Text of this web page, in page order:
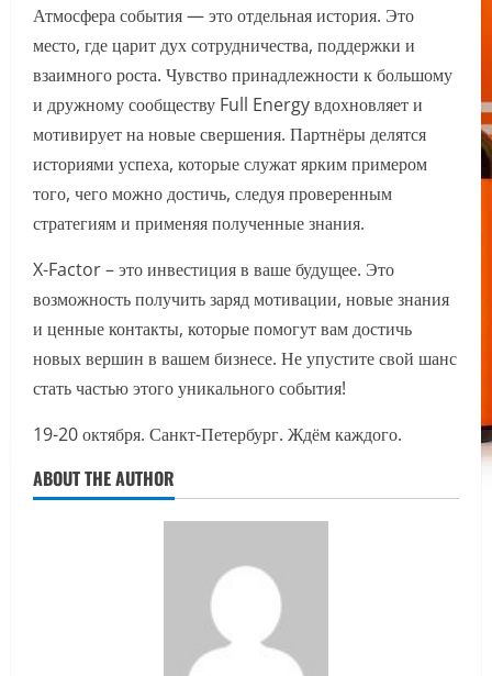
Атмосфера события — это отдельная история. Это
место, где царит дух сотрудничества, поддержки и
взаимного роста. Чувство принадлежности к большому
и дружному сообществу Full Energy вдохновляет и
мотивирует на новые свершения. Партнёры делятся
историями успеха, которые служат ярким примером
того, чего можно достичь, следуя проверенным
стратегиям и применяя полученные знания.
X-Factor – это инвестиция в ваше будущее. Это
возможность получить заряд мотивации, новые знания
и ценные контакты, которые помогут вам достичь
новых вершин в вашем бизнесе. Не упустите свой шанс
стать частью этого уникального события!
19-20 октября. Санкт-Петербург. Ждём каждого.
ABOUT THE AUTHOR